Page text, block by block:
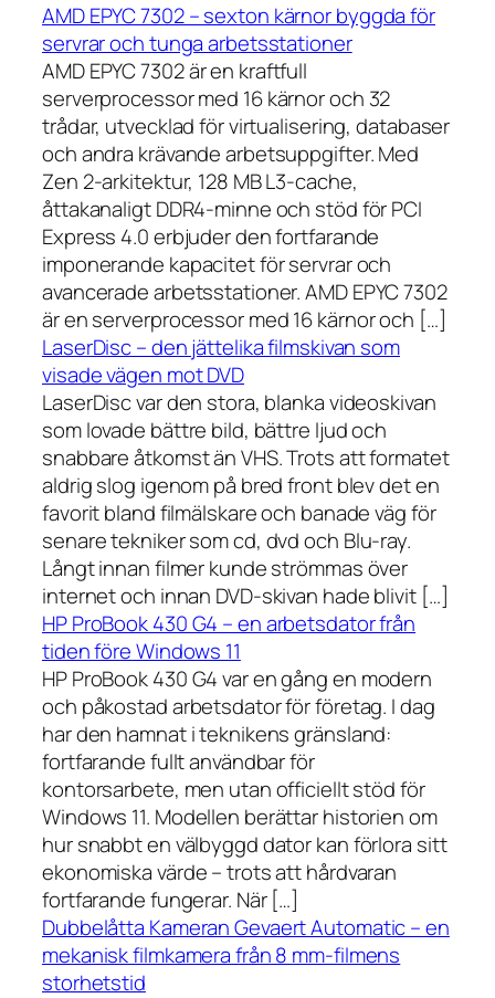
AMD EPYC 7302 – sexton kärnor byggda för
servrar och tunga arbetsstationer
AMD EPYC 7302 är en kraftfull
serverprocessor med 16 kärnor och 32
trådar, utvecklad för virtualisering, databaser
och andra krävande arbetsuppgifter. Med
Zen 2-arkitektur, 128 MB L3-cache,
åttakanaligt DDR4-minne och stöd för PCI
Express 4.0 erbjuder den fortfarande
imponerande kapacitet för servrar och
avancerade arbetsstationer. AMD EPYC 7302
är en serverprocessor med 16 kärnor och […]
LaserDisc – den jättelika filmskivan som
visade vägen mot DVD
LaserDisc var den stora, blanka videoskivan
som lovade bättre bild, bättre ljud och
snabbare åtkomst än VHS. Trots att formatet
aldrig slog igenom på bred front blev det en
favorit bland filmälskare och banade väg för
senare tekniker som cd, dvd och Blu-ray.
Långt innan filmer kunde strömmas över
internet och innan DVD-skivan hade blivit […]
HP ProBook 430 G4 – en arbetsdator från
tiden före Windows 11
HP ProBook 430 G4 var en gång en modern
och påkostad arbetsdator för företag. I dag
har den hamnat i teknikens gränsland:
fortfarande fullt användbar för
kontorsarbete, men utan officiellt stöd för
Windows 11. Modellen berättar historien om
hur snabbt en välbyggd dator kan förlora sitt
ekonomiska värde – trots att hårdvaran
fortfarande fungerar. När […]
Dubbelåtta Kameran Gevaert Automatic – en
mekanisk filmkamera från 8 mm-filmens
storhetstid